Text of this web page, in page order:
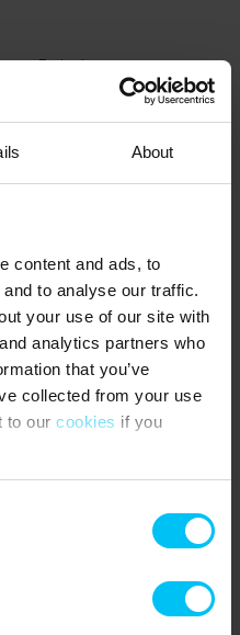
About
content and ads, to
to analyse our traffic.
your use of our site with
analytics partners who
that you’ve
collected from your use
to our cookies if you
am Ferienhaus.
verfügbar.
(180 × 200 cm).
Bett 90 × 200 cm,
Schlafboden mit
(180 × 200 cm).
Gartenmöbeln,
km.